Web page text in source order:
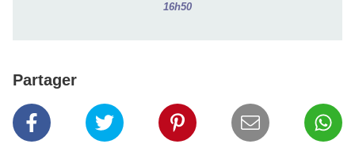
16h50
Partager